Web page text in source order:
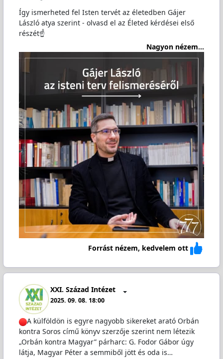
Így ismerheted fel Isten tervét az életedben Gájer
László atya szerint - olvasd el az Életed kérdései első
részét☝️
Nagyon nézem...
Forrást nézem, kedvelem ott
XXI. Század Intézet
2025. 09. 08. 18:00
A külföldön is egyre nagyobb sikereket arató Orbán
kontra Soros című könyv szerzője szerint nem létezik
„Orbán kontra Magyar” párharc: G. Fodor Gábor úgy
látja, Magyar Péter a semmiből jött és oda is…